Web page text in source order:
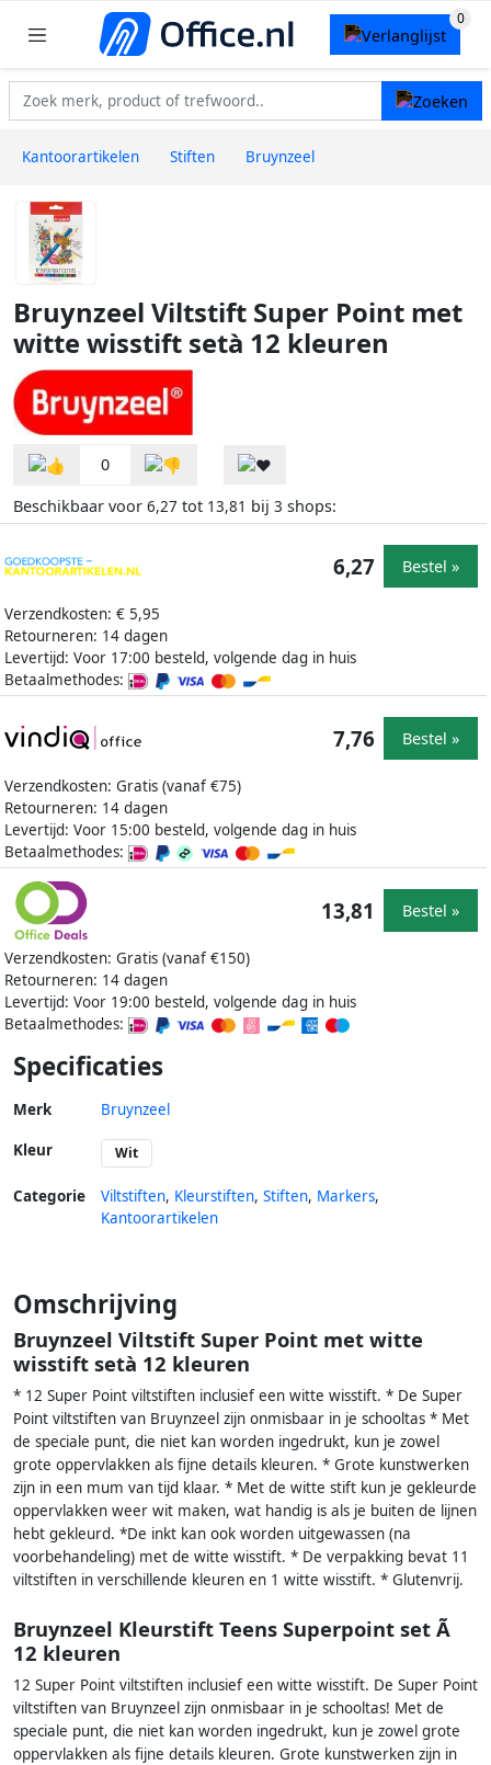
Kantoorartikelen Stiften Bruynzeel
Bruynzeel Viltstift Super Point met
witte wisstift setà 12 kleuren
0
Beschikbaar voor 6,27 tot 13,81 bij 3 shops:
Verzendkosten: € 5,95
Retourneren: 14 dagen
Levertijd: Voor 17:00 besteld, volgende dag in huis
Betaalmethodes:
6,27 Bestel »
Verzendkosten: Gratis (vanaf €75)
Retourneren: 14 dagen
Levertijd: Voor 15:00 besteld, volgende dag in huis
Betaalmethodes:
7,76 Bestel »
Verzendkosten: Gratis (vanaf €150)
Retourneren: 14 dagen
Levertijd: Voor 19:00 besteld, volgende dag in huis
Betaalmethodes:
13,81 Bestel »
Specificaties
Merk Bruynzeel
Kleur Wit
Categorie Viltstiften, Kleurstiften, Stiften, Markers,
Kantoorartikelen
Omschrijving
Bruynzeel Viltstift Super Point met witte
wisstift setà 12 kleuren
* 12 Super Point viltstiften inclusief een witte wisstift. * De Super
Point viltstiften van Bruynzeel zijn onmisbaar in je schooltas * Met
de speciale punt, die niet kan worden ingedrukt, kun je zowel
grote oppervlakken als fijne details kleuren. * Grote kunstwerken
zijn in een mum van tijd klaar. * Met de witte stift kun je gekleurde
oppervlakken weer wit maken, wat handig is als je buiten de lijnen
hebt gekleurd. *De inkt kan ook worden uitgewassen (na
voorbehandeling) met de witte wisstift. * De verpakking bevat 11
viltstiften in verschillende kleuren en 1 witte wisstift. * Glutenvrij.
Bruynzeel Kleurstift Teens Superpoint set Ã
12 kleuren
12 Super Point viltstiften inclusief een witte wisstift. De Super Point
viltstiften van Bruynzeel zijn onmisbaar in je schooltas! Met de
speciale punt, die niet kan worden ingedrukt, kun je zowel grote
oppervlakken als fijne details kleuren. Grote kunstwerken zijn in